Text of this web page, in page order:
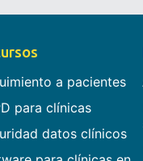
a pacientes
para clínicas
datos clínicos